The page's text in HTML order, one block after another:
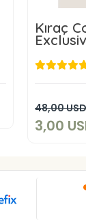
Kıraç
48,00 USD
3,00